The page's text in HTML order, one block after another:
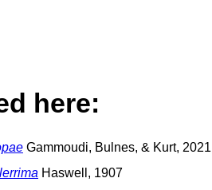
here:
Gammoudi, Bulnes, & Kurt, 2021
Haswell, 1907